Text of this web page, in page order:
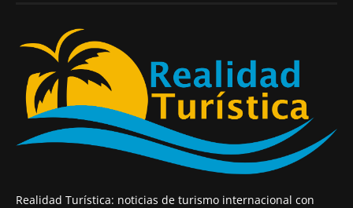
Realidad Turística: noticias de turismo internacional con